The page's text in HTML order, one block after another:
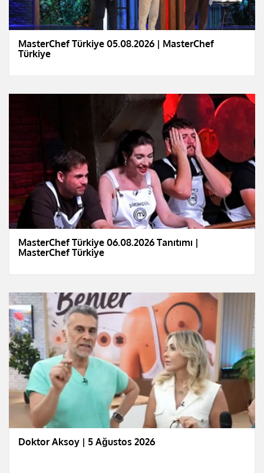
MasterChef Türkiye 05.08.2026 | MasterChef
Türkiye
MasterChef Türkiye 06.08.2026 Tanıtımı |
MasterChef Türkiye
Doktor Aksoy | 5 Ağustos 2026